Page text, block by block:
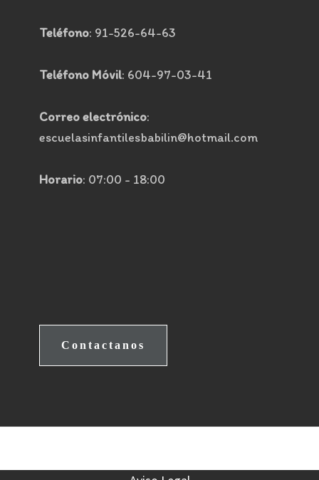
Teléfono: 91-526-64-63
Teléfono Móvil: 604-97-03-41
Correo electrónico:
escuelasinfantilesbabilin@hotmail.com
Horario: 07:00 - 18:00
Contactanos